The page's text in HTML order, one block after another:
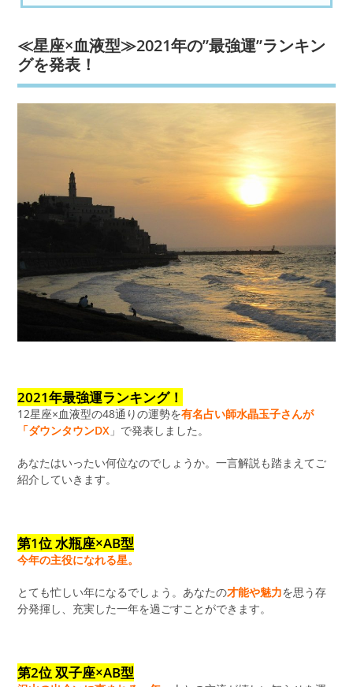
≪星座×血液型≫2021年の”最強運”ランキン
グを発表！
2021年最強運ランキング！
12星座×血液型の48通りの運勢を有名占い師水晶玉子さんが
「ダウンタウンDX 」で発表しました。
あなたはいったい何位なのでしょうか。一言解説も踏まえてご
紹介していきます。
第1位 水瓶座×AB型
今年の主役になれる星。
とても忙しい年になるでしょう。あなたの才能や魅力を思う存
分発揮し、充実した一年を過ごすことができます。
第2位 双子座×AB型